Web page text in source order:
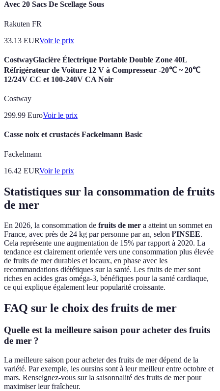
Avec 20 Sacs De Scellage Sous
Rakuten FR
33.13 EURVoir le prix
CostwayGlacière Électrique Portable Double Zone 40L
Réfrigérateur de Voiture 12 V à Compresseur -20℃ ~ 20℃
12/24V CC et 100-240V CA Noir
Costway
299.99 EuroVoir le prix
Casse noix et crustacés Fackelmann Basic
Fackelmann
16.42 EURVoir le prix
Statistiques sur la consommation de fruits
de mer
En 2026, la consommation de fruits de mer a atteint un sommet en
France, avec près de 24 kg par personne par an, selon l’INSEE.
Cela représente une augmentation de 15% par rapport à 2020. La
tendance est clairement orientée vers une consommation plus élevée
de fruits de mer durables et locaux, en phase avec les
recommandations diététiques sur la santé. Les fruits de mer sont
riches en acides gras oméga-3, bénéfiques pour la santé cardiaque,
ce qui explique également leur popularité croissante.
FAQ sur le choix des fruits de mer
Quelle est la meilleure saison pour acheter des fruits
de mer ?
La meilleure saison pour acheter des fruits de mer dépend de la
variété. Par exemple, les oursins sont à leur meilleur entre octobre et
mars. Renseignez-vous sur la saisonnalité des fruits de mer pour
maximiser leur fraîcheur.